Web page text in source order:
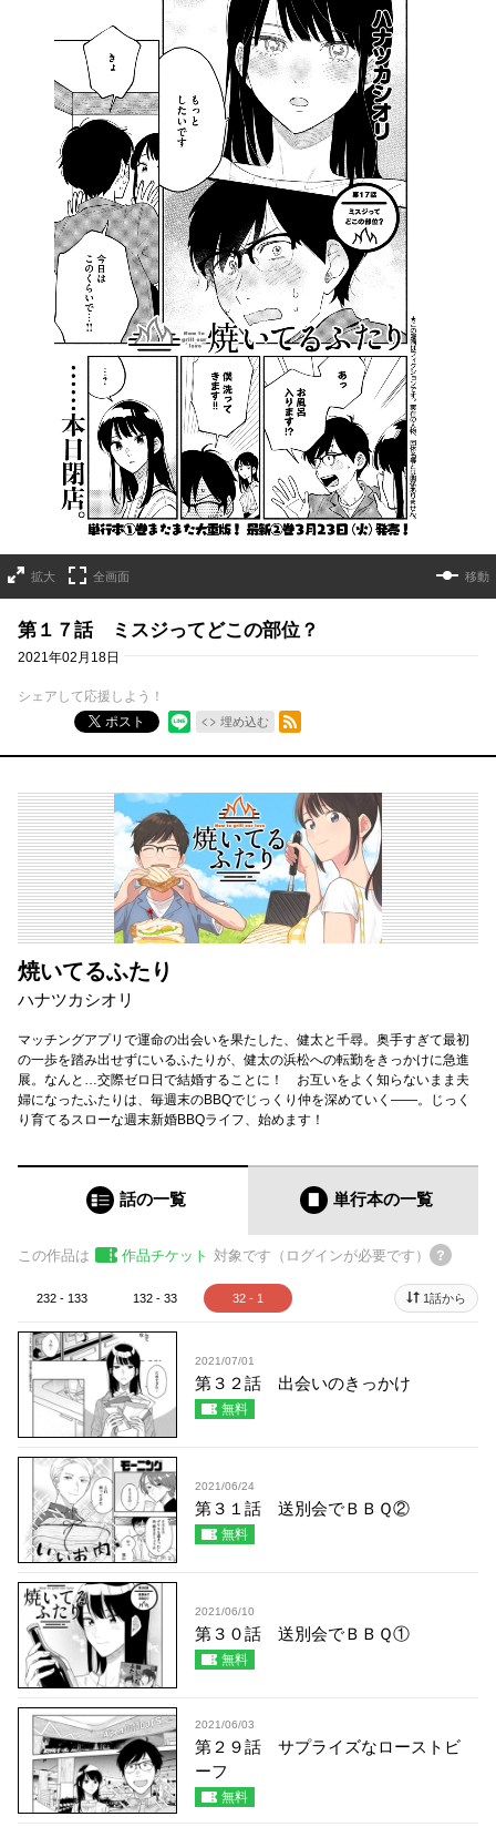
拡大 全画面 移動
第１７話 ミスジってどこの部位？
2021年02月18日
シェアして応援しよう！
ポスト
埋め込む
RSSフィード
焼いてるふたり
ハナツカシオリ
マッチングアプリで運命の出会いを果たした、健太と千尋。奥手すぎて最初
の一歩を踏み出せずにいるふたりが、健太の浜松への転勤をきっかけに急進
展。なんと…交際ゼロ日で結婚することに！ お互いをよく知らないまま夫
婦になったふたりは、毎週末のBBQでじっくり仲を深めていく――。じっく
り育てるスローな週末新婚BBQライフ、始めます！
話の一覧 単行本の一覧
この作品は 作品チケット 対象です（ログインが必要です）
232 - 133 132 - 33 32 - 1 1話から
2021/07/01
第３２話 出会いのきっかけ
無料
2021/06/24
第３１話 送別会でＢＢＱ②
無料
2021/06/10
第３０話 送別会でＢＢＱ①
無料
2021/06/03
第２９話 サプライズなローストビ
ーフ
無料